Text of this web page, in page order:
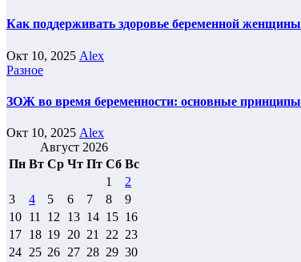
Как поддерживать здоровье беременной женщины
Окт 10, 2025 Alex
Разное
ЗОЖ во время беременности: основные принципы
Окт 10, 2025 Alex
Август 2026
Пн Вт Ср Чт Пт Сб Вс
1
2
3
4 5 6 7 8
9
10 11 12 13 14 15 16
17 18 19 20 21 22 23
24 25 26 27 28 29 30